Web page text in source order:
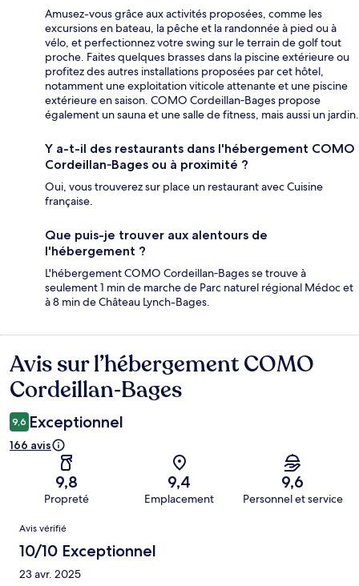
Amusez-vous grâce aux activités proposées, comme les
excursions en bateau, la pêche et la randonnée à pied ou à
vélo, et perfectionnez votre swing sur le terrain de golf tout
proche. Faites quelques brasses dans la piscine extérieure ou
profitez des autres installations proposées par cet hôtel,
notamment une exploitation viticole attenante et une piscine
extérieure en saison. COMO Cordeillan‑Bages propose
également un sauna et une salle de fitness, mais aussi un jardin.
Y a-t-il des restaurants dans l'hébergement COMO
Cordeillan‑Bages ou à proximité ?
Oui, vous trouverez sur place un restaurant avec Cuisine
française.
Que puis-je trouver aux alentours de
l'hébergement ?
L'hébergement COMO Cordeillan‑Bages se trouve à
seulement 1 min de marche de Parc naturel régional Médoc et
à 8 min de Château Lynch-Bages.
Avis
Avis sur l’hébergement COMO
Cordeillan‑Bages
9,6 Exceptionnel
166 avis
9,8
Propreté
9,4
Emplacement
9,6
Personnel et service
Avis
Avis vérifié
10/10 Exceptionnel
23 avr. 2025